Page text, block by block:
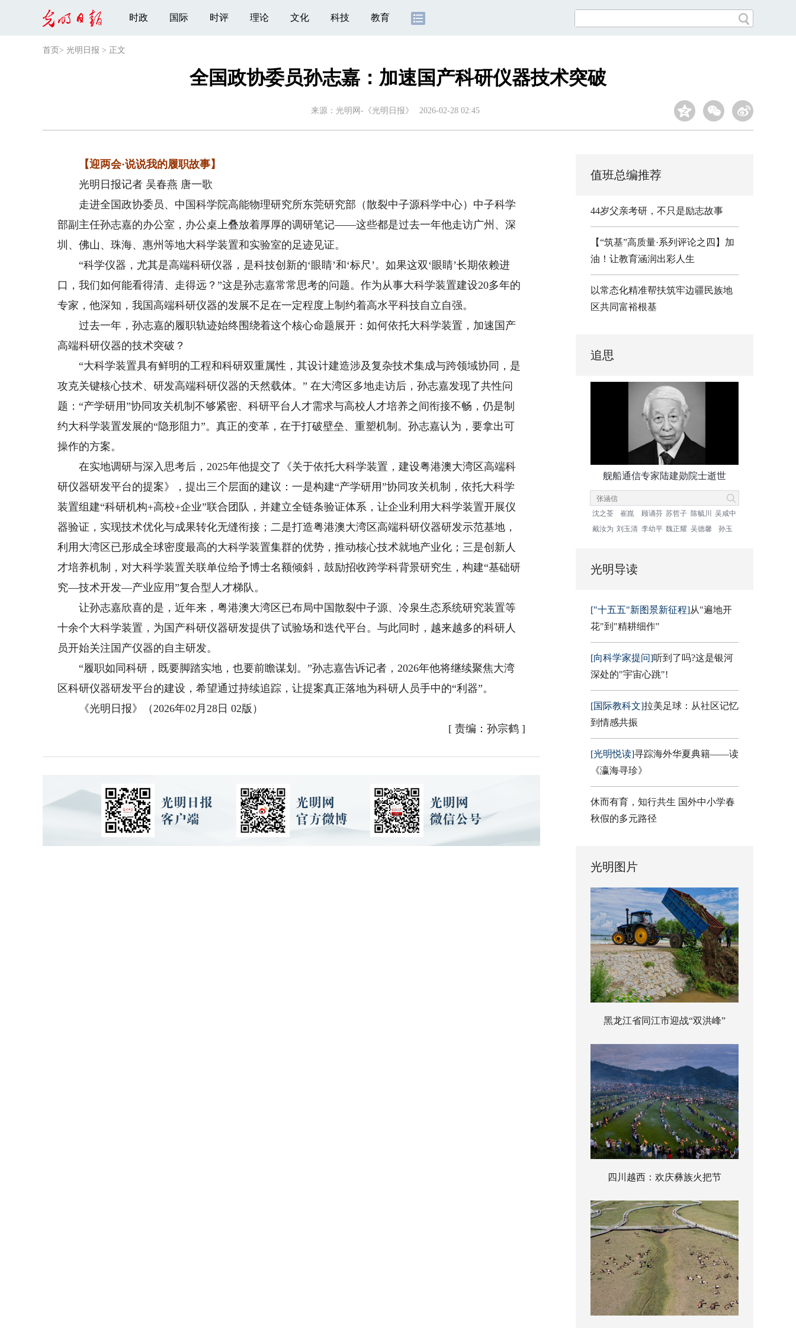
时政 国际 时评 理论 文化 科技 教育
首页 > 光明日报 > 正文
全国政协委员孙志嘉：加速国产科研仪器技术突破
来源： 光明网-《光明日报》 2026-02-28 02:45
【迎两会·说说我的履职故事】
光明日报记者 吴春燕 唐一歌
走进全国政协委员、中国科学院高能物理研究所东莞研究部（散裂中子源科学中心）中子科学
部副主任孙志嘉的办公室，办公桌上叠放着厚厚的调研笔记——这些都是过去一年他走访广州、深
圳、佛山、珠海、惠州等地大科学装置和实验室的足迹见证。
“科学仪器，尤其是高端科研仪器，是科技创新的‘眼睛’和‘标尺’。如果这双‘眼睛’长期依赖进
口，我们如何能看得清、走得远？”这是孙志嘉常常思考的问题。作为从事大科学装置建设20多年的
专家，他深知，我国高端科研仪器的发展不足在一定程度上制约着高水平科技自立自强。
过去一年，孙志嘉的履职轨迹始终围绕着这个核心命题展开：如何依托大科学装置，加速国产
高端科研仪器的技术突破？
“大科学装置具有鲜明的工程和科研双重属性，其设计建造涉及复杂技术集成与跨领域协同，是
攻克关键核心技术、研发高端科研仪器的天然载体。” 在大湾区多地走访后，孙志嘉发现了共性问
题：“产学研用”协同攻关机制不够紧密、科研平台人才需求与高校人才培养之间衔接不畅，仍是制
约大科学装置发展的“隐形阻力”。真正的变革，在于打破壁垒、重塑机制。孙志嘉认为，要拿出可
操作的方案。
在实地调研与深入思考后，2025年他提交了《关于依托大科学装置，建设粤港澳大湾区高端科
研仪器研发平台的提案》，提出三个层面的建议：一是构建“产学研用”协同攻关机制，依托大科学
装置组建“科研机构+高校+企业”联合团队，并建立全链条验证体系，让企业利用大科学装置开展仪
器验证，实现技术优化与成果转化无缝衔接；二是打造粤港澳大湾区高端科研仪器研发示范基地，
利用大湾区已形成全球密度最高的大科学装置集群的优势，推动核心技术就地产业化；三是创新人
才培养机制，对大科学装置关联单位给予博士名额倾斜，鼓励招收跨学科背景研究生，构建“基础研
究—技术开发—产业应用”复合型人才梯队。
让孙志嘉欣喜的是，近年来，粤港澳大湾区已布局中国散裂中子源、冷泉生态系统研究装置等
十余个大科学装置，为国产科研仪器研发提供了试验场和迭代平台。与此同时，越来越多的科研人
员开始关注国产仪器的自主研发。
“履职如同科研，既要脚踏实地，也要前瞻谋划。”孙志嘉告诉记者，2026年他将继续聚焦大湾
区科研仪器研发平台的建设，希望通过持续追踪，让提案真正落地为科研人员手中的“利器”。
《光明日报》（2026年02月28日 02版）
[ 责编：孙宗鹤]
值班总编推荐
44岁父亲考研，不只是励志故事
【“筑基”高质量·系列评论之四】加
油！让教育涵润出彩人生
以常态化精准帮扶筑牢边疆民族地
区共同富裕根基
追思
舰船通信专家陆建勋院士逝世
沈之荃 崔崑 顾诵芬 苏哲子 陈毓川
吴咸中
戴汝为 刘玉清 李幼平 魏正耀 吴德馨 孙玉
光明导读
["十五五"新图景新征程]从"遍地开
花"到"精耕细作"
[向科学家提问]听到了吗?这是银河
深处的"宇宙心跳"!
[国际教科文]拉美足球：从社区记忆
到情感共振
[光明悦读]寻踪海外华夏典籍——读
《瀛海寻珍》
休而有育，知行共生 国外中小学春
秋假的多元路径
光明图片
黑龙江省同江市迎战“双洪峰”
四川越西：欢庆彝族火把节